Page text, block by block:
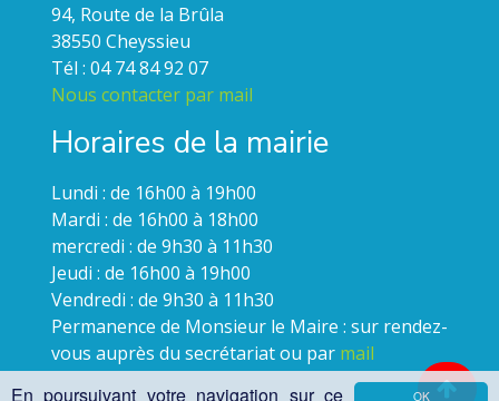
OK
En poursuivant votre navigation sur ce
94, Route de la Brûla
38550 Cheyssieu
Tél : 04 74 84 92 07
Nous contacter par mail
Horaires de la mairie
Lundi : de 16h00 à 19h00
Mardi : de 16h00 à 18h00
mercredi : de 9h30 à 11h30
Jeudi : de 16h00 à 19h00
Vendredi : de 9h30 à 11h30
Permanence de Monsieur le Maire : sur rendez-
vous auprès du secrétariat ou par mail